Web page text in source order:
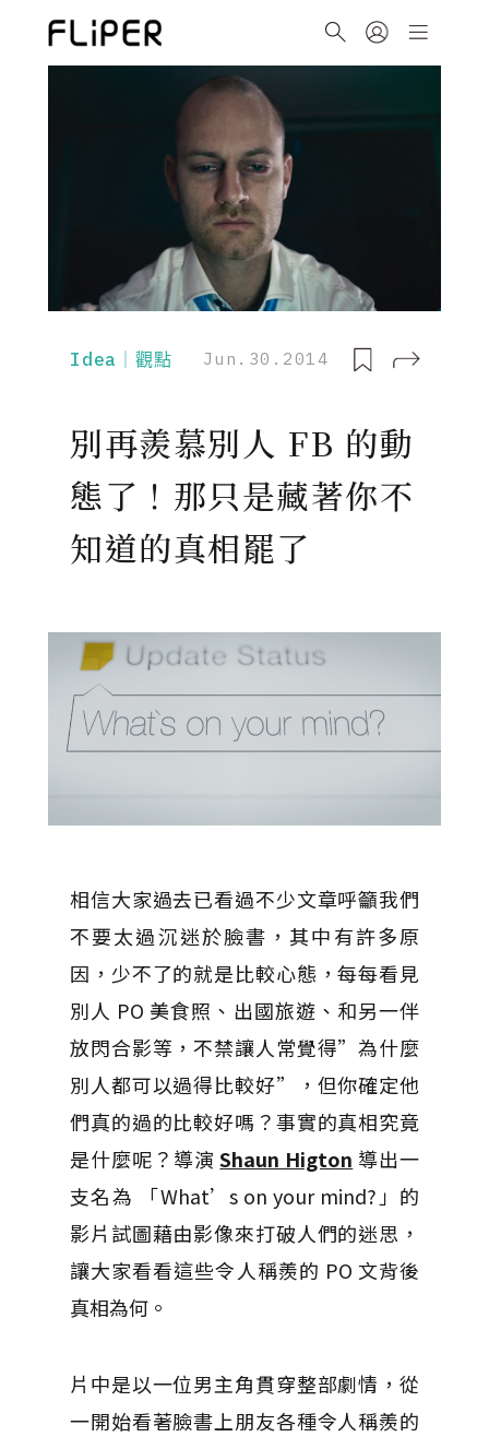
Idea｜觀點 Jun.30.2014
別再羨慕別人 FB 的動
態了！那只是藏著你不
知道的真相罷了
相信大家過去已看過不少文章呼籲我們
不要太過沉迷於臉書，其中有許多原
因，少不了的就是比較心態，每每看見
別人 PO 美食照、出國旅遊、和另一伴
放閃合影等，不禁讓人常覺得”為什麼
別人都可以過得比較好”，但你確定他
們真的過的比較好嗎？事實的真相究竟
是什麼呢？導演Shaun Higton 導出一
支名為 「What’s on your mind?」的
影片試圖藉由影像來打破人們的迷思，
讓大家看看這些令人稱羨的 PO 文背後
真相為何。
片中是以一位男主角貫穿整部劇情，從
一開始看著臉書上朋友各種令人稱羨的